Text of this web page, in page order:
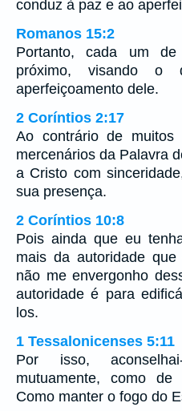
conduz à paz e ao
Romanos 15:2
Portanto, cada um
próximo, visando
aperfeiçoamento dele.
2 Coríntios 2:17
Ao contrário de muitos
mercenários da Palavra
a Cristo com
sua presença.
2 Coríntios 10:8
Pois ainda que eu
mais da autoridade
não me envergonho
autoridade é para
los.
1 Tessalonicenses 5:11
Por isso,
mutuamente, como
Como manter o fogo do